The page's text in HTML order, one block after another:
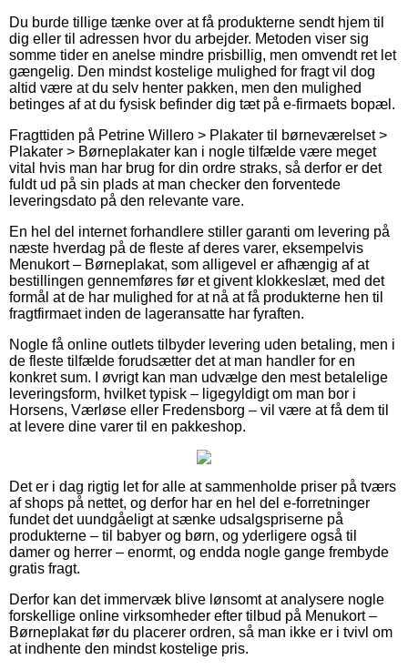
Du burde tillige tænke over at få produkterne sendt hjem til
dig eller til adressen hvor du arbejder. Metoden viser sig
somme tider en anelse mindre prisbillig, men omvendt ret let
gængelig. Den mindst kostelige mulighed for fragt vil dog
altid være at du selv henter pakken, men den mulighed
betinges af at du fysisk befinder dig tæt på e-firmaets bopæl.
Fragttiden på Petrine Willero > Plakater til børneværelset >
Plakater > Børneplakater kan i nogle tilfælde være meget
vital hvis man har brug for din ordre straks, så derfor er det
fuldt ud på sin plads at man checker den forventede
leveringsdato på den relevante vare.
En hel del internet forhandlere stiller garanti om levering på
næste hverdag på de fleste af deres varer, eksempelvis
Menukort – Børneplakat, som alligevel er afhængig af at
bestillingen gennemføres før et givent klokkeslæt, med det
formål at de har mulighed for at nå at få produkterne hen til
fragtfirmaet inden de lageransatte har fyraften.
Nogle få online outlets tilbyder levering uden betaling, men i
de fleste tilfælde forudsætter det at man handler for en
konkret sum. I øvrigt kan man udvælge den mest betalelige
leveringsform, hvilket typisk – ligegyldigt om man bor i
Horsens, Værløse eller Fredensborg – vil være at få dem til
at levere dine varer til en pakkeshop.
Det er i dag rigtig let for alle at sammenholde priser på tværs
af shops på nettet, og derfor har en hel del e-forretninger
fundet det uundgåeligt at sænke udsalgspriserne på
produkterne – til babyer og børn, og yderligere også til
damer og herrer – enormt, og endda nogle gange frembyde
gratis fragt.
Derfor kan det immervæk blive lønsomt at analysere nogle
forskellige online virksomheder efter tilbud på Menukort –
Børneplakat før du placerer ordren, så man ikke er i tvivl om
at indhente den mindst kostelige pris.